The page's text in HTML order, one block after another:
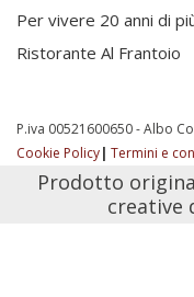
Per vivere 20 anni di
Ristorante Al Frantoio
P.iva 00521600650 - Albo
Cookie Policy| Termini e
Prodotto
creative